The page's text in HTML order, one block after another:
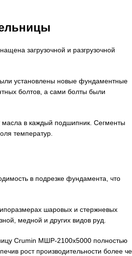
загрузочной и разгрузочной
установлены новые фундаментные
болтов, а сами болты были
в каждый подшипник. Сегменты
температур.
в подрезке фундамента, что
шаровых и стержневых
медной и других видов руд.
Crumin МШР-2100х5000 полностью
рост производительности более